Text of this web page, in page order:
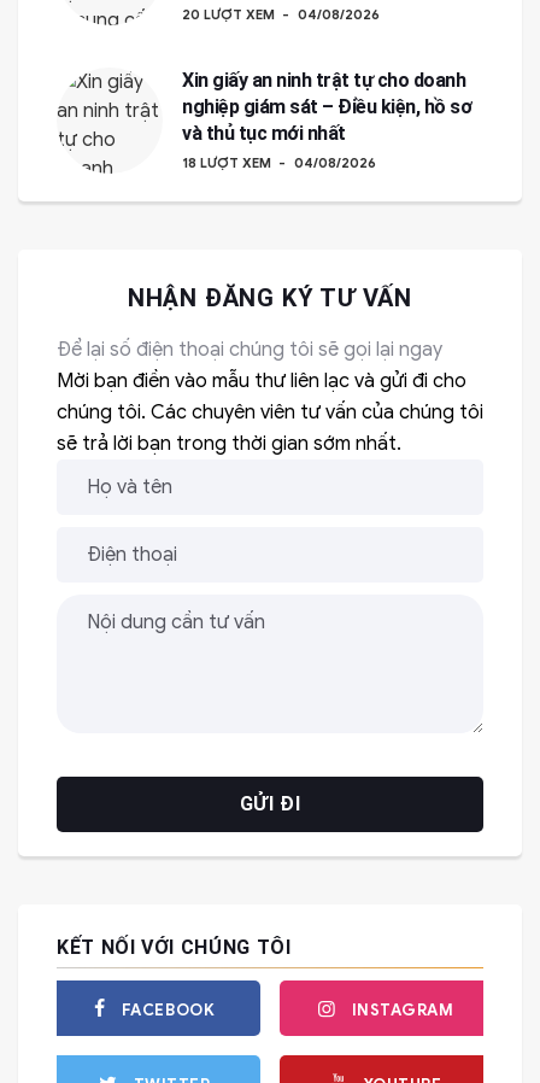
20 LƯỢT XEM 04/08/2026
Xin giấy an ninh trật tự cho doanh
nghiệp giám sát – Điều kiện, hồ sơ
và thủ tục mới nhất
18 LƯỢT XEM 04/08/2026
NHẬN ĐĂNG KÝ TƯ VẤN
Để lại số điện thoại chúng tôi sẽ gọi lại ngay
Mời bạn điền vào mẫu thư liên lạc và gửi đi cho
chúng tôi. Các chuyên viên tư vấn của chúng tôi
sẽ trả lời bạn trong thời gian sớm nhất.
KẾT NỐI VỚI CHÚNG TÔI
FACEBOOK INSTAGRAM